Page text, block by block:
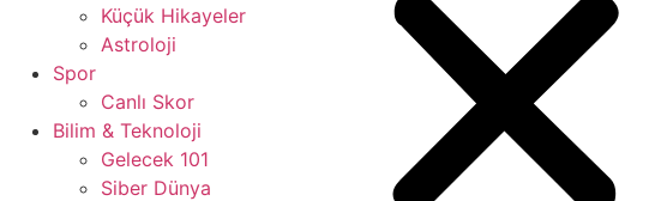
Küçük Hikayeler
Astroloji
Spor
Canlı Skor
Bilim & Teknoloji
Gelecek 101
Siber Dünya